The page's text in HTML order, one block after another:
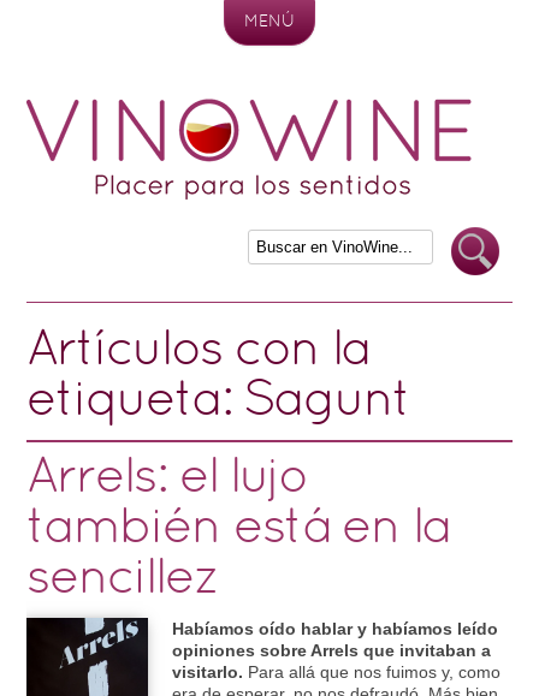
MENÚ
Artículos con la
etiqueta: Sagunt
Arrels: el lujo
también está en la
sencillez
Habíamos oído hablar y habíamos leído
opiniones sobre Arrels que invitaban a
visitarlo. Para allá que nos fuimos y, como